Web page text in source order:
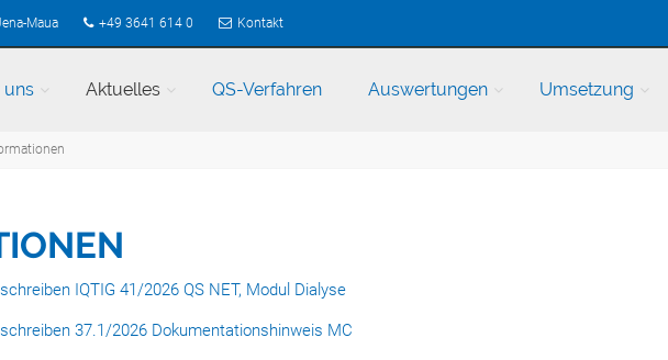
Maua +49 3641 614 0 Kontakt
uns Aktuelles QS-Verfahren Auswertungen Umsetzung
IQTIG 41/2026 QS NET, Modul Dialyse
37.1/2026 Dokumentationshinweis MC